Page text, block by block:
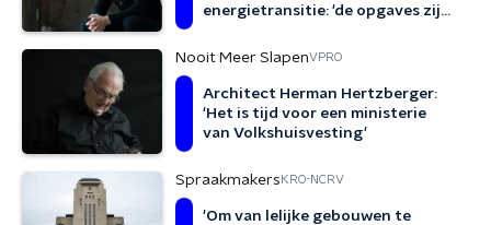
energietransitie: 'de opgaves zijn
Nooit Meer SlapenVPRO
Architect Herman Hertzberger:
'Het is tijd voor een ministerie
van Volkshuisvesting'
Spraakmakers KRO-NCRV
'Om van lelijke gebouwen te